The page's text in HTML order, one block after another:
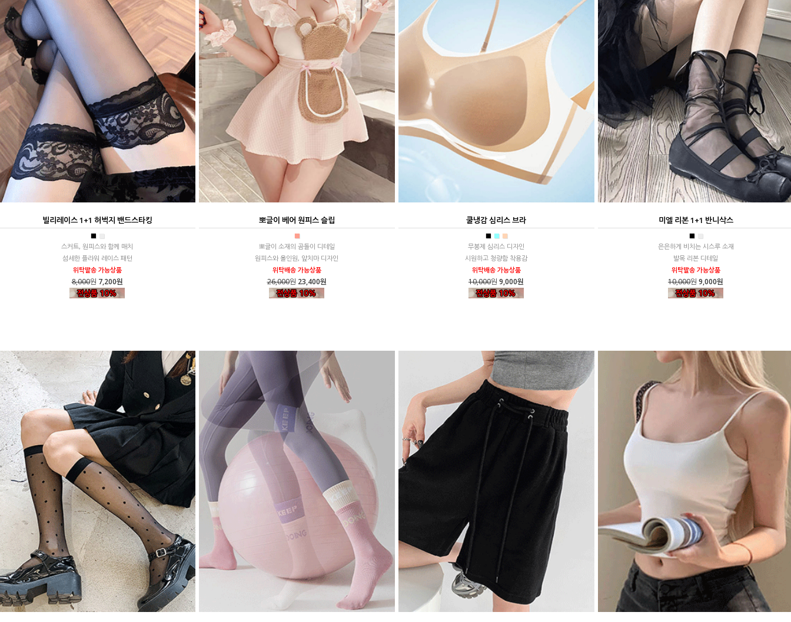
빌리레이스 1+1 허벅지 밴드스타킹
■ ■
스커트, 원피스와 함께 매치
섬세한 플라워 레이스 패턴
위탁발송 가능상품
8,000원 7,200원
뽀글이 베어 원피스 슬립
■
뽀글이 소재의 곰돌이 디테일
원피스와 올인원, 앞치마 디자인
위탁배송 가능상품
26,000원 23,400원
쿨냉감 심리스 브라
■ ■ ■
무봉제 심리스 디자인
시원하고 청량함 착용감
위탁배송 가능상품
10,000원 9,000원
미엘 리본 1+1 반니삭스
■ ■
은은하게 비치는 시스루 소재
발목 리본 디테일
위탁발송 가능상품
10,000원 9,000원